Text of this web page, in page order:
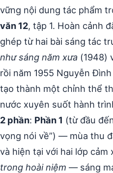
vững nội dung tác phẩm
văn 12, tập 1. Hoàn cảnh
ghép từ hai bài sáng tác
như sáng năm xưa (1948)
rồi năm 1955 Nguyễn
tạo thành một chỉnh thể
nước xuyên suốt hành
2 phần: Phần 1 (từ đầu
vọng nói về”) — mùa thu
và hiện tại với hai lớp cảm
trong hoài niệm — sáng